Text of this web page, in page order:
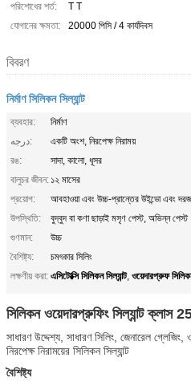
পরিশোধের শর্ত:
T T
যোগানের ক্ষমতা:
20000 পিসি / 4 কার্যদিবস
বিবরণ
নির্মাণ সিলিকন সিল্যান্ট
ব্যবহার:
নির্মাণ
درجه:
একটি অংশ, নিরপেক্ষ নিরাময়
রঙ:
সাদা, কালো, ধূসর
বালুচর জীবন: ১২ মাসের
প্রয়োগ:
আবহাওয়া এবং উচ্চ-প্রান্তের উইন্ডো এবং
উপস্থিতি:
বুদ্বুদ বা কণা ছাড়াই মসৃণ পেস্ট, অভিন্ন পেস্ট
গুণমান:
উচ্চ
বৈশিষ্ট্য:
চমৎকার সিলিং
লক্ষণীয় করা: এসিটোক্সি সিলিকন সিল্যান্ট, ওয়েদারপ্রুফ
সিলিকন ওয়েদারপ্রুফিং সিল্যান্ট ক্লাস
সাধারণ উদ্দেশ্য, সাধারণ সিলিং, জেনারেল
নিরপেক্ষ নিরাময়ের সিলিকন সিল্যান্ট
বৈশিষ্ট্য